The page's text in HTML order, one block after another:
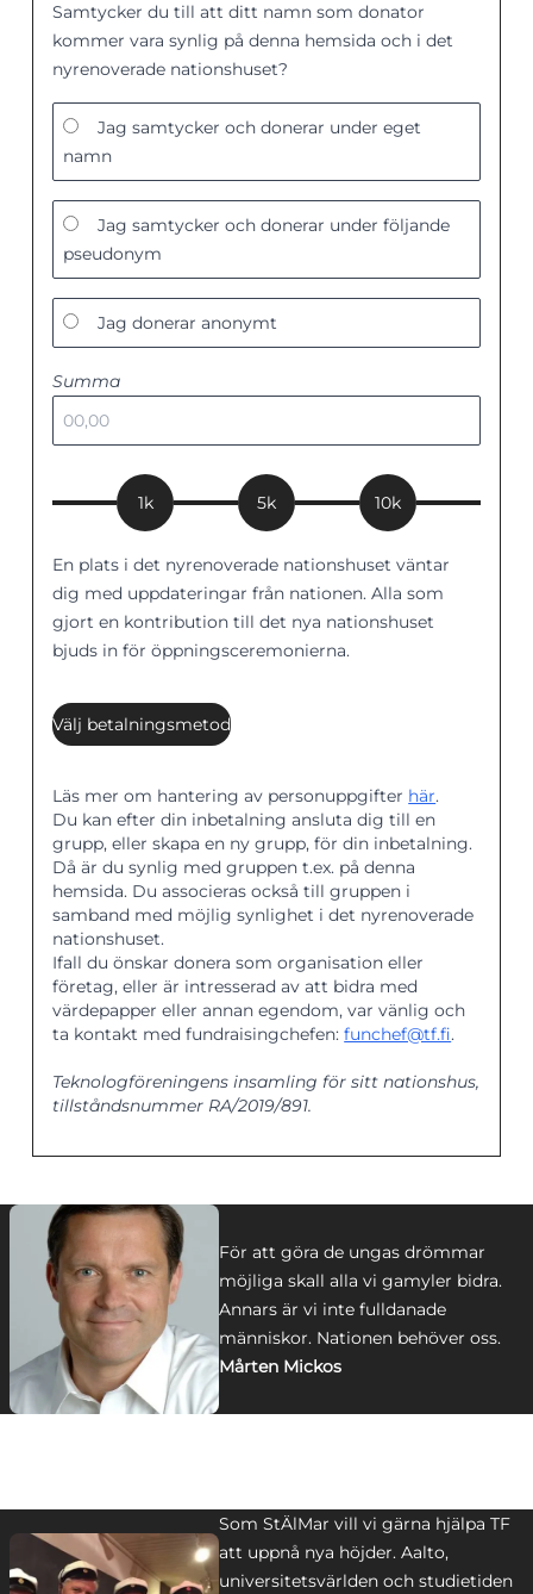
Samtycker du till att ditt namn som donator
kommer vara synlig på denna hemsida och i det
nyrenoverade nationshuset?
Jag samtycker och donerar under eget
namn
Jag samtycker och donerar under följande
pseudonym
Jag donerar anonymt
Summa
1k 5k 10k
En plats i det nyrenoverade nationshuset väntar
dig med uppdateringar från nationen. Alla som
gjort en kontribution till det nya nationshuset
bjuds in för öppningsceremonierna.
Välj betalningsmetod
Läs mer om hantering av personuppgifter här.
Du kan efter din inbetalning ansluta dig till en
grupp, eller skapa en ny grupp, för din inbetalning.
Då är du synlig med gruppen t.ex. på denna
hemsida. Du associeras också till gruppen i
samband med möjlig synlighet i det nyrenoverade
nationshuset.
Ifall du önskar donera som organisation eller
företag, eller är intresserad av att bidra med
värdepapper eller annan egendom, var vänlig och
ta kontakt med fundraisingchefen:funchef@tf.fi.
Teknologföreningens insamling för sitt nationshus,
tillståndsnummer RA/2019/891.
För att göra de ungas drömmar
möjliga skall alla vi gamyler bidra.
Annars är vi inte fulldanade
människor. Nationen behöver oss.
Mårten Mickos
Som StÄlMar vill vi gärna hjälpa TF
att uppnå nya höjder. Aalto,
universitetsvärlden och studietiden